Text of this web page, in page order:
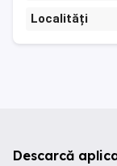
Localități
Descarcă